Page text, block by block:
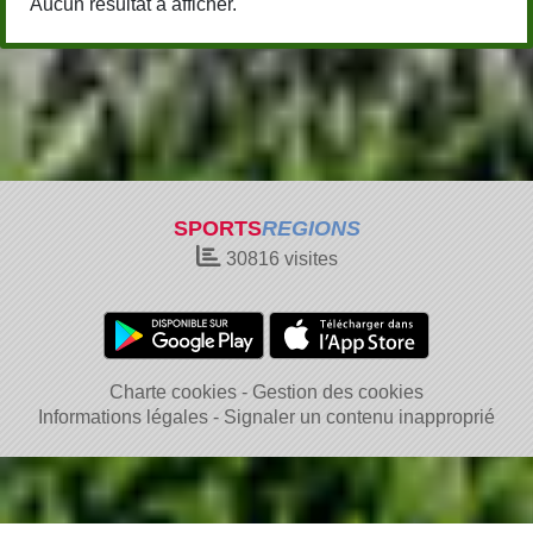
Aucun résultat à afficher.
SPORTSREGIONS
30816visites
Charte cookies
Gestion des cookies
Informations légales
Signaler un contenu inapproprié